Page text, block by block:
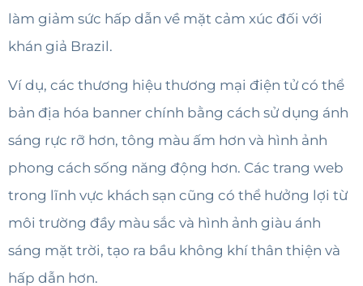
làm giảm sức hấp dẫn về mặt cảm xúc đối với
khán giả Brazil.
Ví dụ, các thương hiệu thương mại điện tử có thể
bản địa hóa banner chính bằng cách sử dụng ánh
sáng rực rỡ hơn, tông màu ấm hơn và hình ảnh
phong cách sống năng động hơn. Các trang web
trong lĩnh vực khách sạn cũng có thể hưởng lợi từ
môi trường đầy màu sắc và hình ảnh giàu ánh
sáng mặt trời, tạo ra bầu không khí thân thiện và
hấp dẫn hơn.